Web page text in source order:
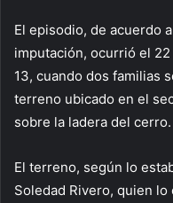
El episodio, de acuerdo
imputación, ocurrió el
13, cuando dos familias
terreno ubicado en el
sobre la ladera del cerro.
El terreno, según lo
Soledad Rivero, quien